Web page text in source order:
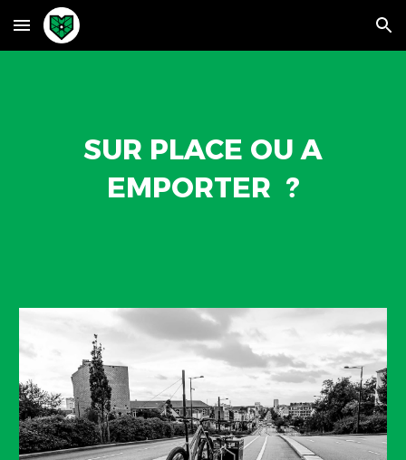
Skip to main content Skip to navigation
SUR PLACE OU A
EMPORTER ?